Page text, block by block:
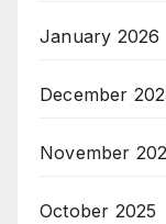
January 2026
December
November
October 2025